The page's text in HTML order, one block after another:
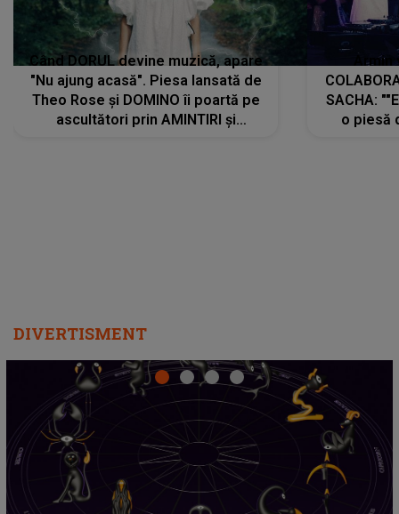
Când DORUL devine muzică, apare
"Nu ajung acasă". Piesa lansată de
Theo Rose și DOMINO îi poartă pe
ascultători prin AMINTIRI și
SACHA:
o piesă
DIVERTISMENT